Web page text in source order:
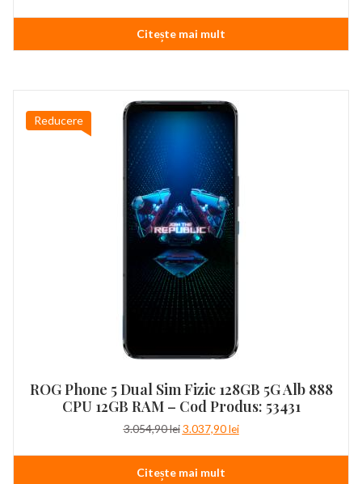
a
fost:
2.136,90 lei.
este:
Citește mai mult
Reducere
ROG Phone 5 Dual Sim Fizic 128GB 5G Alb 888
CPU 12GB RAM – Cod Produs: 53431
3.054,90lei Prețul
a
fost:
3.037,90leiPrețul
este:
Citește mai mult